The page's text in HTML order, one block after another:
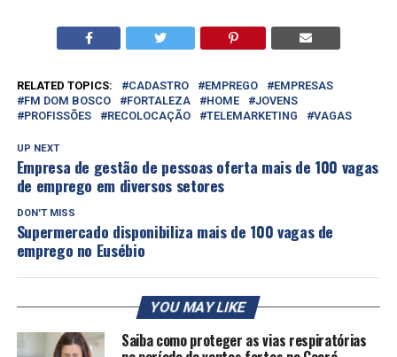
RELATED TOPICS: CADASTRO EMPREGO
EMPRESAS
FM DOM BOSCO
FORTALEZA HOME
JOVENS
PROFISSÕES
RECOLOCAÇÃO TELEMARKETING VAGAS
UP NEXT
Empresa de gestão de pessoas oferta mais de 100 vagas
de emprego em diversos setores
DON'T MISS
Supermercado disponibiliza mais de 100 vagas de
emprego no Eusébio
YOU MAY LIKE
Saiba como proteger as vias respiratórias